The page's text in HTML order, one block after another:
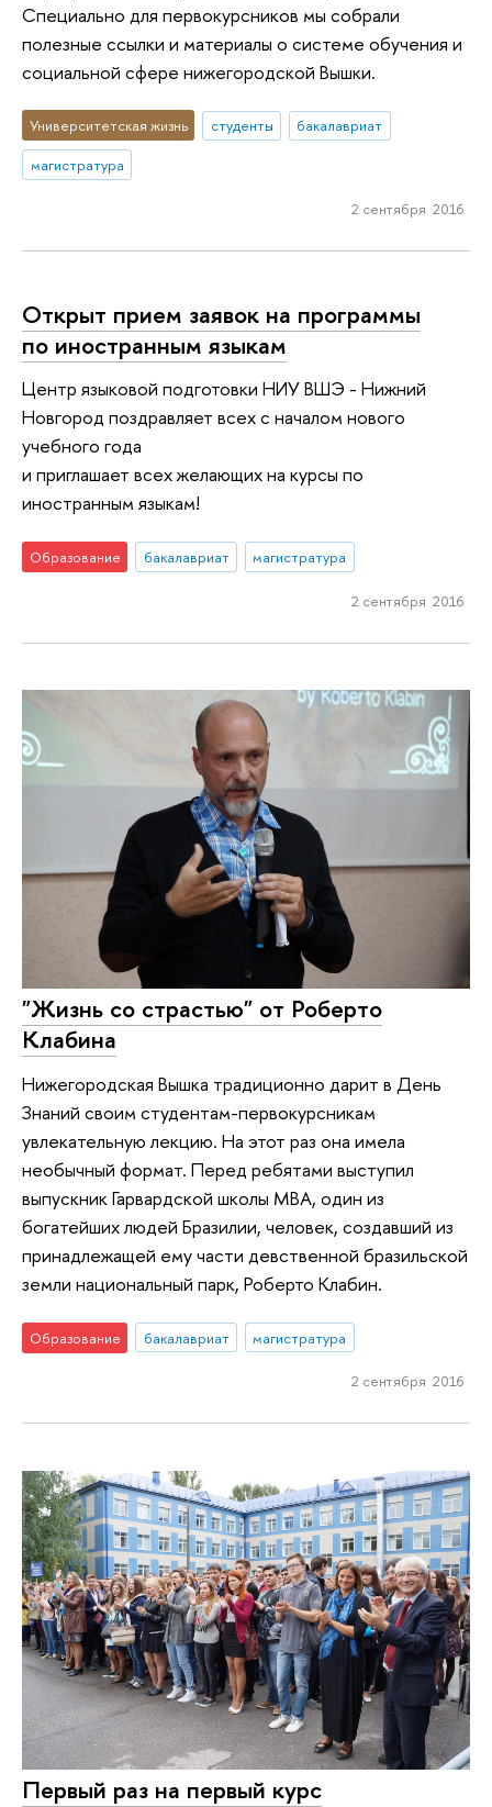
Специально для первокурсников мы собрали
полезные ссылки и материалы о системе обучения и
социальной сфере нижегородской Вышки.
Университетская жизнь студенты
бакалавриат
магистратура
2 сентября 2016
Открыт прием заявок на программы
по иностранным языкам
Центр языковой подготовки НИУ ВШЭ - Нижний
Новгород поздравляет всех с началом нового
учебного года
и приглашает всех желающих на курсы по
иностранным языкам!
Образование бакалавриат магистратура
2 сентября 2016
"Жизнь со страстью" от Роберто
Клабина
Нижегородская Вышка традиционно дарит в День
Знаний своим студентам-первокурсникам
увлекательную лекцию. На этот раз она имела
необычный формат. Перед ребятами выступил
выпускник Гарвардской школы МBА, один из
богатейших людей Бразилии, человек, создавший из
принадлежащей ему части девственной бразильской
земли национальный парк, Роберто Клабин.
Образование бакалавриат магистратура
2 сентября 2016
Первый раз на первый курс